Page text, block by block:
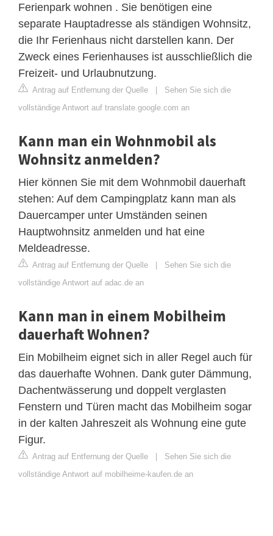
Ferienpark wohnen . Sie benötigen eine
separate Hauptadresse als ständigen Wohnsitz,
die Ihr Ferienhaus nicht darstellen kann. Der
Zweck eines Ferienhauses ist ausschließlich die
Freizeit- und Urlaubnutzung.
Antrag auf Entfernung der Quelle | Sehen Sie sich die
vollständige Antwort auf translate.google.com an
Kann man ein Wohnmobil als
Wohnsitz anmelden?
Hier können Sie mit dem Wohnmobil dauerhaft
stehen: Auf dem Campingplatz kann man als
Dauercamper unter Umständen seinen
Hauptwohnsitz anmelden und hat eine
Meldeadresse.
Antrag auf Entfernung der Quelle | Sehen Sie sich die
vollständige Antwort auf adac.de an
Kann man in einem Mobilheim
dauerhaft Wohnen?
Ein Mobilheim eignet sich in aller Regel auch für
das dauerhafte Wohnen. Dank guter Dämmung,
Dachentwässerung und doppelt verglasten
Fenstern und Türen macht das Mobilheim sogar
in der kalten Jahreszeit als Wohnung eine gute
Figur.
Antrag auf Entfernung der Quelle | Sehen Sie sich die
vollständige Antwort auf mobilheime-kaufen.de an